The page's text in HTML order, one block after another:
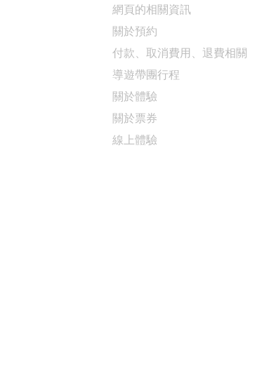
網頁的相關資訊
關於預約
付款、取消費用、退費相關
導遊帶團行程
關於體驗
關於票券
線上體驗